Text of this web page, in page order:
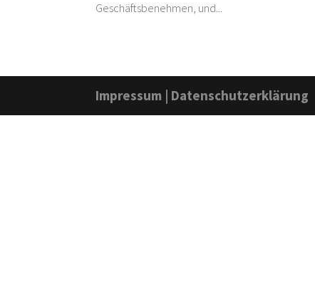
Geschäftsbenehmen, und...
Impressum | Datenschutzerklärung